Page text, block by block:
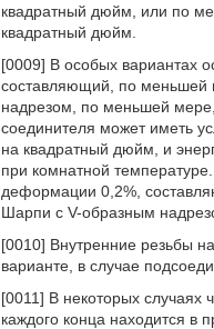
квадратный дюйм, или по
квадратный дюйм.
[0009] В особых вариантах
составляющий, по меньшей
надрезом, по меньшей
соединителя может иметь
на квадратный дюйм, и
при комнатной
деформации 0,2%,
Шарпи с V-образным
[0010] Внутренние резьбы
варианте, в случае
[0011] В некоторых случаях
каждого конца находится в